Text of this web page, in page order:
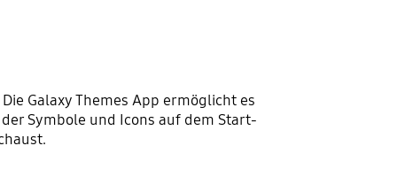
Galaxy Themes App ermöglicht es
Symbole und Icons auf dem Start-